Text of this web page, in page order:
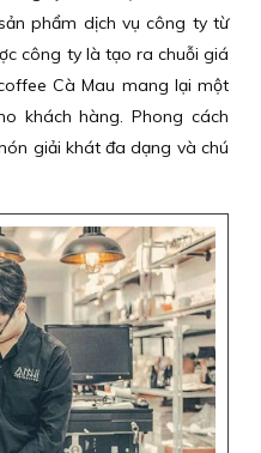
phẩm dịch vụ công ty từ
công ty là tạo ra chuỗi giá
Cà Mau mang lại một
khách hàng. Phong cách
giải khát đa dạng và chú